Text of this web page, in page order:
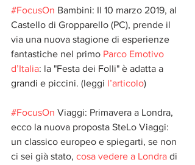
#FocusOn Bambini: Il 10 marzo 2019, al
Castello di Gropparello (PC), prende il
via una nuova stagione di esperienze
fantastiche nel primo Parco Emotivo
d’Italia: la "Festa dei Folli" è adatta a
grandi e piccini. (leggi l’articolo)
#FocusOn Viaggi: Primavera a Londra,
ecco la nuova proposta SteLo Viaggi:
un classico europeo e spiegarti, se non
ci sei già stato, cosa vedere a Londra di